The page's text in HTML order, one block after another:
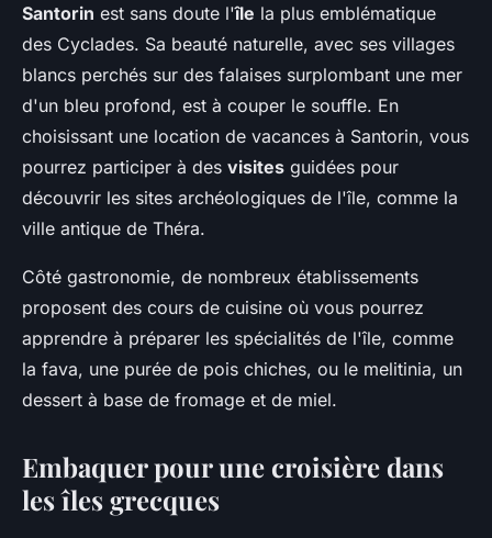
Santorin est sans doute l'île la plus emblématique
des Cyclades. Sa beauté naturelle, avec ses villages
blancs perchés sur des falaises surplombant une mer
d'un bleu profond, est à couper le souffle. En
choisissant une location de vacances à Santorin, vous
pourrez participer à des visites guidées pour
découvrir les sites archéologiques de l'île, comme la
ville antique de Théra.
Côté gastronomie, de nombreux établissements
proposent des cours de cuisine où vous pourrez
apprendre à préparer les spécialités de l'île, comme
la fava, une purée de pois chiches, ou le melitinia, un
dessert à base de fromage et de miel.
Embaquer pour une croisière dans
les îles grecques